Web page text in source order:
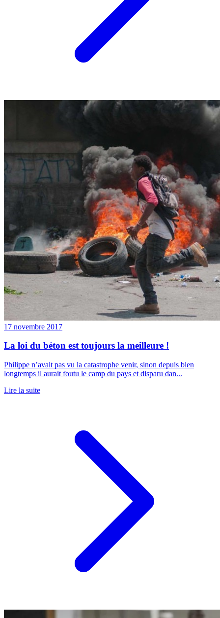
17 novembre 2017
La loi du béton est toujours la meilleure !
Philippe n’avait pas vu la catastrophe venir, sinon depuis bien
longtemps il aurait foutu le camp du pays et disparu dan...
Lire la suite